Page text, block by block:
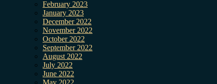
February 2023
January 2023
December 2022
November 2022
October 2022
September 2022
August 2022
July 2022
June 2022
May 2022